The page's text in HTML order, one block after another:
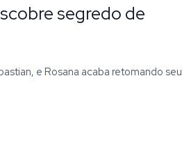
segredo de
e Rosana acaba retomando seu